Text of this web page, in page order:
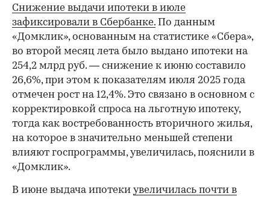
Снижение выдачи ипотеки в июле
зафиксировали в Сбербанке. По данным
«Домклик», основанным на статистике «Сбера»,
во второй месяц лета было выдано ипотеки на
254,2 млрд руб. — снижение к июню составило
26,6%, при этом к показателям июля 2025 года
отмечен рост на 12,4%. Это связано в основном с
корректировкой спроса на льготную ипотеку,
тогда как востребованность вторичного жилья,
на которое в значительно меньшей степени
влияют госпрограммы, увеличилась, пояснили в
«Домклик».
В июне выдача ипотеки увеличилась почти в